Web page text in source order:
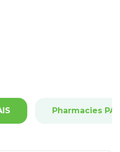
Pharmacies